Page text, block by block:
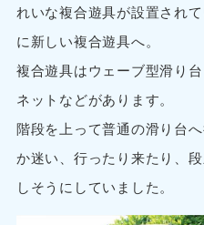
れいな複合遊具が設置され
に新しい複合遊具へ。
複合遊具はウェーブ型滑り
ネットなどがあります。
階段を上って普通の滑り台
か迷い、行ったり来たり、
しそうにしていました。